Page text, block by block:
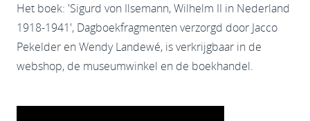
Het boek: 'Sigurd von Ilsemann, Wilhelm II in Nederland
1918-1941', Dagboekfragmenten verzorgd door Jacco
Pekelder en Wendy Landewé, is verkrijgbaar in de
webshop, de museumwinkel en de boekhandel.